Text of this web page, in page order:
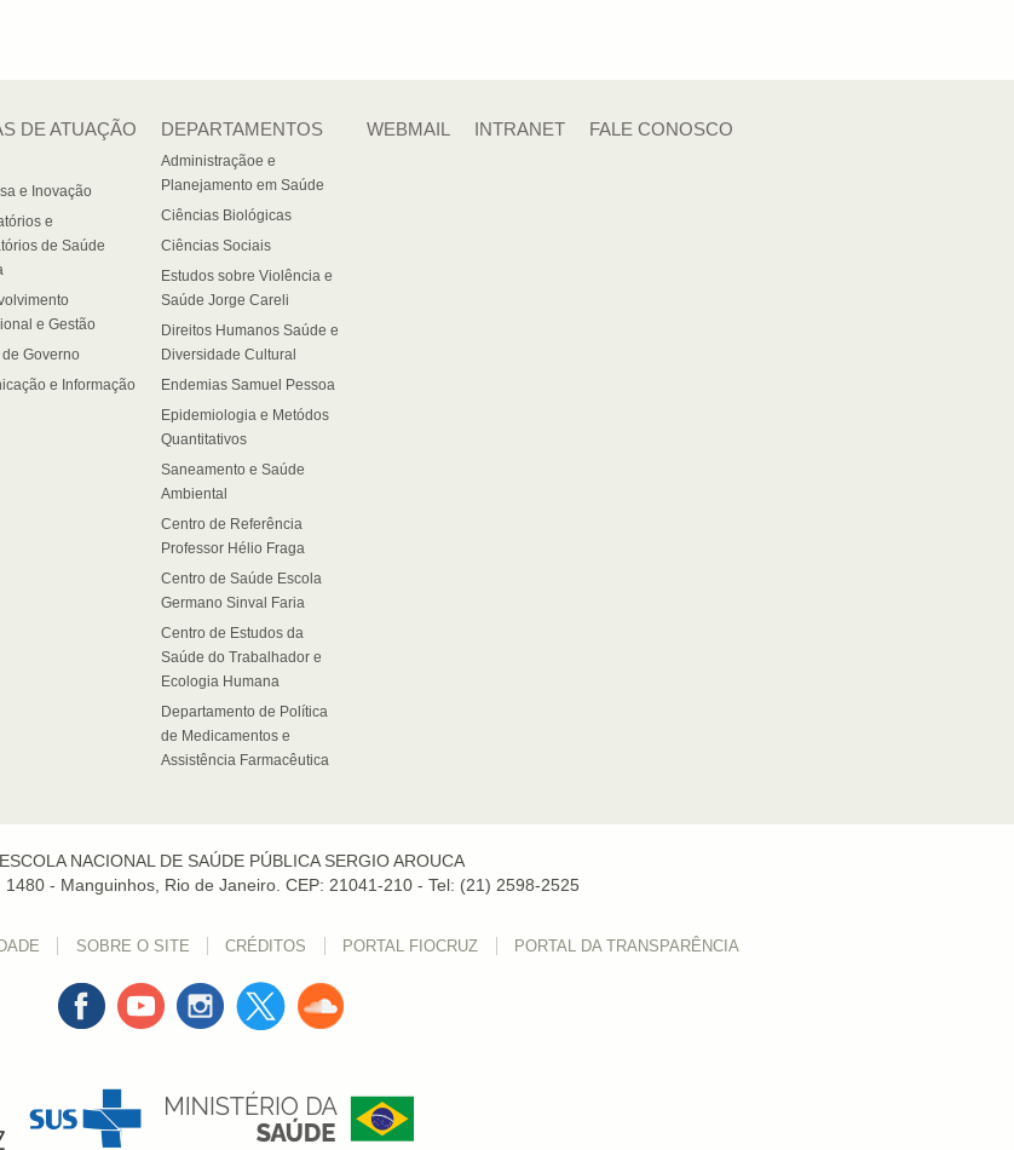
DE ATUAÇÃO
e Inovação
e
de Saúde
e Gestão
de Governo
e Informação
DEPARTAMENTOS
Administraçãoe e
Planejamento em Saúde
Ciências Biológicas
Ciências Sociais
Estudos sobre Violência e
Saúde Jorge Careli
Direitos Humanos Saúde e
Diversidade Cultural
Endemias Samuel Pessoa
Epidemiologia e Metódos
Quantitativos
Saneamento e Saúde
Ambiental
Centro de Referência
Professor Hélio Fraga
Centro de Saúde Escola
Germano Sinval Faria
Centro de Estudos da
Saúde do Trabalhador e
Ecologia Humana
Departamento de Política
de Medicamentos e
Assistência Farmacêutica
WEBMAIL INTRANET FALE CONOSCO
NACIONAL DE SAÚDE PÚBLICA SERGIO AROUCA
1480 - Manguinhos, Rio de Janeiro. CEP: 21041-210 - Tel: (21) 2598-2525
SOBRE O SITE CRÉDITOS PORTAL FIOCRUZ PORTAL DA TRANSPARÊNCIA
FacebookYoutubeInstagranTwitter
Sound
Cloud